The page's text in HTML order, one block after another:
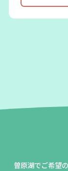
曽原湖でご希望